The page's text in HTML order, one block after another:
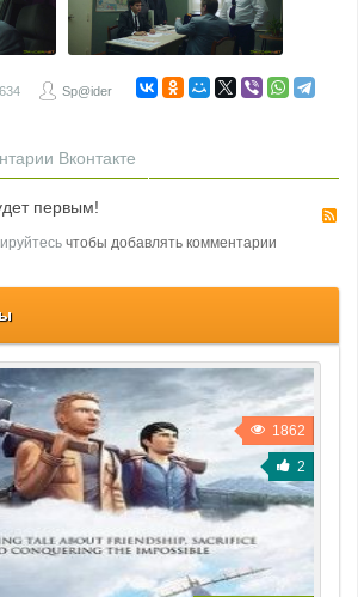
Sp@ider
Вконтакте
первым!
чтобы добавлять комментарии
1862
2